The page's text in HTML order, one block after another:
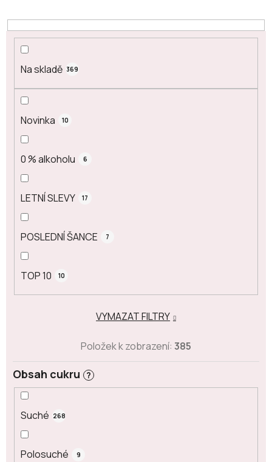
k
t
Na skladě 369
Novinka 10
0 % alkoholu 6
LETNÍ SLEVY 17
POSLEDNÍ ŠANCE 7
TOP 10 10
Obsah cukru ?
Suché 268
Polosuché 9
VYMAZAT FILTRY
Položek k zobrazení: 385